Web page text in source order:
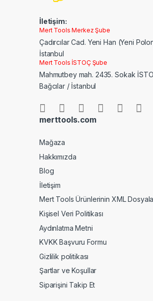
İletişim:
Mert Tools Merkez Şube
Çadırcılar Cad. Yeni Han (Yeni
İstanbul
Mert Tools İSTOÇ Şube
Mahmutbey mah. 2435. Sokak
Bağcılar / İstanbul
merttools.com
Mağaza
Hakkımızda
Blog
İletişim
Mert Tools Ürünlerinin XML
Kişisel Veri Politikası
Aydınlatma Metni
KVKK Başvuru Formu
Gizlilik politikası
Şartlar ve Koşullar
Siparişini Takip Et